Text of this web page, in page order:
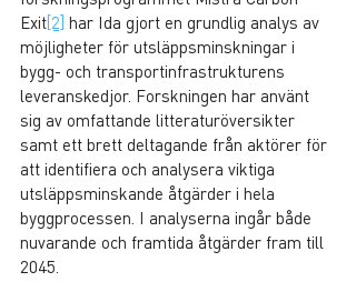
Exit[2] har Ida gjort en grundlig analys av
möjligheter för utsläppsminskningar i
bygg- och transportinfrastrukturens
leveranskedjor. Forskningen har använt
sig av omfattande litteraturöversikter
samt ett brett deltagande från aktörer för
att identifiera och analysera viktiga
utsläppsminskande åtgärder i hela
byggprocessen. I analyserna ingår både
nuvarande och framtida åtgärder fram till
2045.